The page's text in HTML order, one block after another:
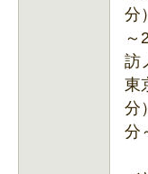
分
～
訪
東
分
分